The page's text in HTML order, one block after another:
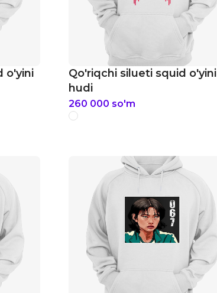
o'yini
Qo'riqchi silueti squid o'yini
hudi
260 000 so'm